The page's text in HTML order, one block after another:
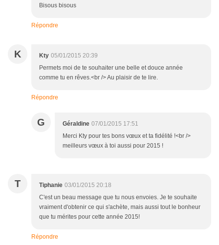
Bisous bisous
Répondre
K Kty 05/01/2015 20:39
Permets moi de te souhaiter une belle et douce année
comme tu en rêves.<br /> Au plaisir de te lire.
Répondre
G Géraldine 07/01/2015 17:51
Merci Kty pour tes bons vœux et ta fidélité !<br />
meilleurs vœux à toi aussi pour 2015 !
T Tiphanie 03/01/2015 20:18
C'est un beau message que tu nous envoies. Je te souhaite
vraiment d'obtenir ce qui s'achète, mais aussi tout le bonheur
que tu mérites pour cette année 2015!
Répondre